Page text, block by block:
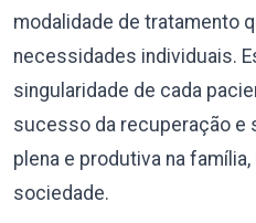
modalidade de tratamento
necessidades individuais.
singularidade de cada
sucesso da recuperação e
plena e produtiva na família,
sociedade.